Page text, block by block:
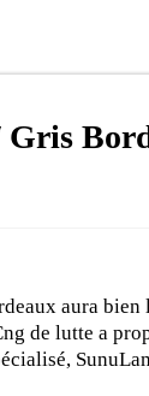
Lieutenant du
dans le camp du
au CNTS de Dakar,
la construction de
Gris
aura bien
de lutte a